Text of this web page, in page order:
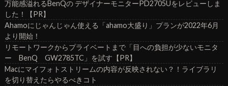
万能感溢れるBenQの デザイナーモニターPD2705Uをレビューしま
した！【PR】
Ahamoにじゃんじゃん使える「ahamo大盛り」プランが2022年6月
より開始！
リモートワークからプライベートまで「目への負担が少ないモニタ
ー BenQ GW2785TC」を試す【PR】
Macにマイフォトストリームの内容が反映されない？！ライブラリ
を切り替えたらやるべきコト